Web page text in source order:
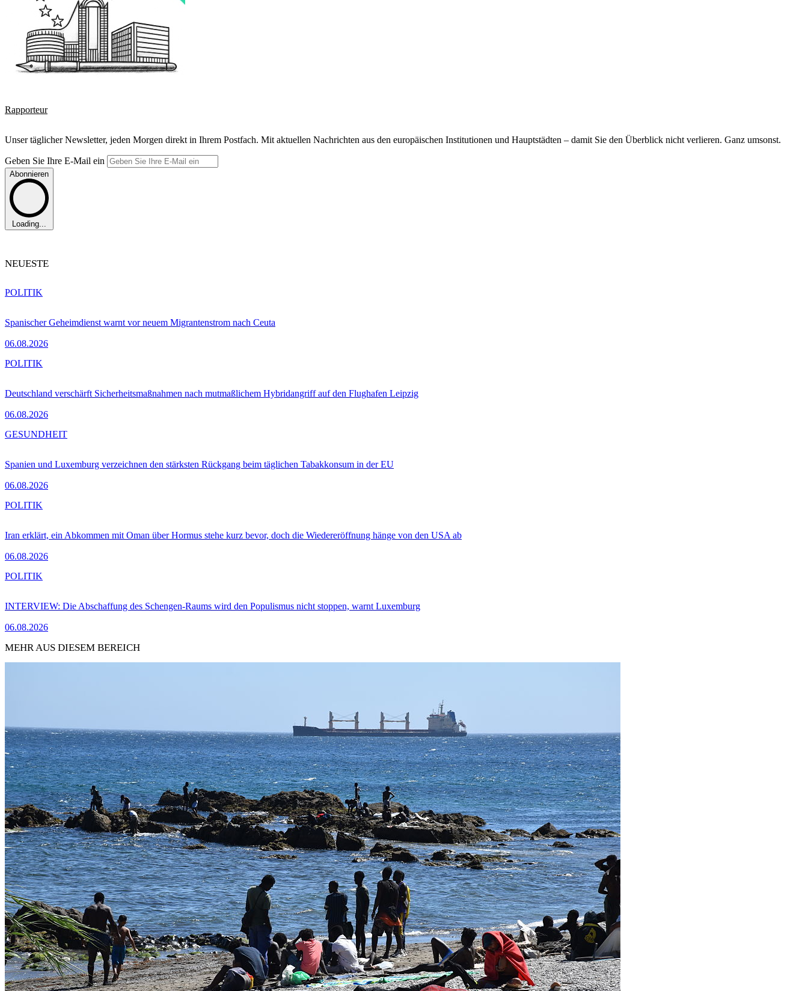
Rapporteur
Unser täglicher Newsletter, jeden Morgen direkt in Ihrem Postfach. Mit aktuellen Nachrichten aus den europäischen Institutionen und Hauptstädten – damit Sie den Überblick nicht verlieren. Ganz umsonst.
Geben Sie Ihre E-Mail ein
Abonnieren
Loading...
NEUESTE
Spanischer Geheimdienst warnt vor neuem Migrantenstrom nach Ceuta
06.08.2026
POLITIK
Deutschland verschärft Sicherheitsmaßnahmen nach mutmaßlichem Hybridangriff auf den Flughafen Leipzig
06.08.2026
POLITIK
Spanien und Luxemburg verzeichnen den stärksten Rückgang beim täglichen Tabakkonsum in der EU
06.08.2026
GESUNDHEIT
Iran erklärt, ein Abkommen mit Oman über Hormus stehe kurz bevor, doch die Wiedereröffnung hänge von den USA ab
06.08.2026
POLITIK
INTERVIEW: Die Abschaffung des Schengen-Raums wird den Populismus nicht stoppen, warnt Luxemburg
06.08.2026
POLITIK
MEHR AUS DIESEM BEREICH